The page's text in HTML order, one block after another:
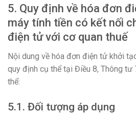
5. Quy định về hóa đơn
máy tính tiền có kết nối
điện tử với cơ quan thuế
Nội dung về hóa đơn điện tử khởi
quy định cụ thể tại Điều 8, Thông tư
thể:
5.1. Đối tượng áp dụng